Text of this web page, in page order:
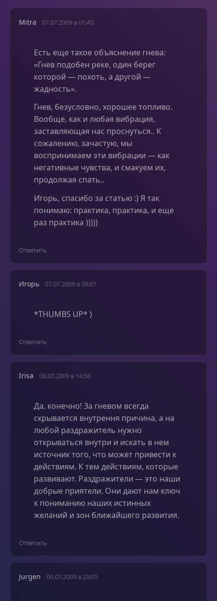
Mitra 07.07.2009 в 01:43
Есть еще такое объяснение гнева:
«Гнев подобен реке, один берег
которой — похоть, а другой —
жадность».
Гнев, безусловно, хорошее топливо.
Вообще, как и любая вибрация,
заставляющая нас проснуться.. К
сожалению, зачастую, мы
воспринимаем эти вибрации — как
негативные чувства, и смакуем их,
продолжая спать..
Игорь, спасибо за статью :) Я так
понимаю: практика, практика, и еще
раз практика )))))
Ответить
Игорь 07.07.2009 в 09:07
*THUMBS UP* )
Ответить
Irisa 08.07.2009 в 14:58
Да, конечно! За гневом всегда
скрывается внутрення причина, а на
любой раздражитель нужно
открываться внутри и искать в нем
источник того, что может привести к
действиям. К тем действиям, которые
развивают. Раздражители — это наши
добрые приятели. Они дают нам ключ
к пониманию наших истинных
желаний и зон ближайшего развития.
Ответить
Jurgen 09.07.2009 в 23:05